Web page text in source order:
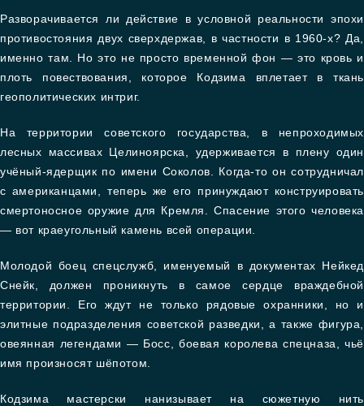
Разворачивается ли действие в условной реальности эпохи
противостояния двух сверхдержав, в частности в 1960-х? Да,
именно там. Но это не просто временной фон — это кровь и
плоть повествования, которое Кодзима вплетает в ткань
геополитических интриг.
На территории советского государства, в непроходимых
лесных массивах Целиноярска, удерживается в плену один
учёный-ядерщик по имени Соколов. Когда-то он сотрудничал
с американцами, теперь же его принуждают конструировать
смертоносное оружие для Кремля. Спасение этого человека
— вот краеугольный камень всей операции.
Молодой боец спецслужб, именуемый в документах Нейкед
Снейк, должен проникнуть в самое сердце враждебной
территории. Его ждут не только рядовые охранники, но и
элитные подразделения советской разведки, а также фигура,
овеянная легендами — Босс, боевая королева спецназа, чьё
имя произносят шёпотом.
Кодзима мастерски нанизывает на сюжетную нить